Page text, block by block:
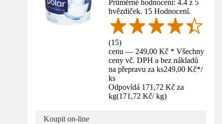
Průměrné hodnocení: 4.4 z 5
hvězdiček. 15 Hodnocení.
(15)
cenu — 249,00 Kč * Všechny
ceny vč. DPH a bez nákladů
na přepravu za ks249,00 Kč*/
ks
Odpovídá 171,72 Kč za
kg(171,72 Kč/ kg)
Koupit on-line